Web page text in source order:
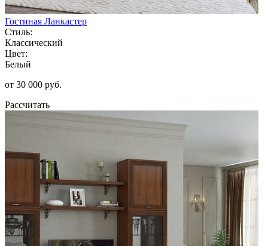
Гостиная Ланкастер
Стиль:
Классический
Цвет:
Белый
от 30 000 руб.
Рассчитать